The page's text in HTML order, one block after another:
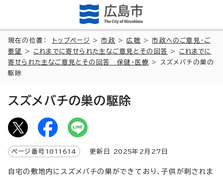
現在の位置： トップページ >市政 >広聴 >市政へのご意見・ご
要望
> これまでに寄せられた主なご意見とその回答 >
これまでに
寄せられた主なご意見とその回答 保健・医療 > スズメバチの巣の
駆除
スズメバチの巣の駆除
ページ番号 1011614 更新日 2025年2月 27 日
自宅の敷地内にスズメバチの巣ができており、子供が刺されま